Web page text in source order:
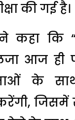
की गई है।
कहा कि
आज ही
के